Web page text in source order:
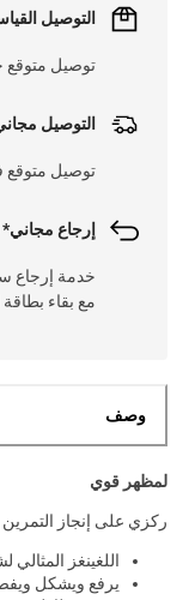
التوصيل
توصيل متوقع خلال 1 - 3 أيام عم
التوصيل
توصيل متوقع
إرجاع مجاني*
مع بقاء
وصف
لمظهر قوي
ركزي على إنجاز التمرين
اللغينغز المثالي
يرفع ويشكل